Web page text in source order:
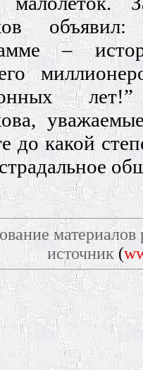
–
до какой
материалов
источник(